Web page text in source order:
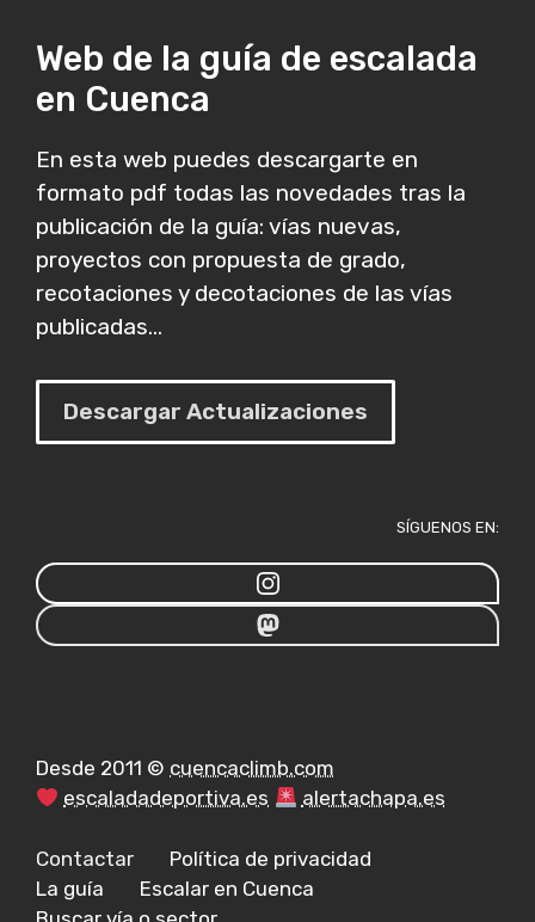
Web de la guía de escalada
en Cuenca
En esta web puedes descargarte en
formato pdf todas las novedades tras la
publicación de la guía: vías nuevas,
proyectos con propuesta de grado,
recotaciones y decotaciones de las vías
publicadas...
Descargar Actualizaciones
SÍGUENOS EN:
Desde 2011 © cuencaclimb.com
escaladadeportiva.es
alertachapa.es
Contactar
Política de privacidad
La guía
Escalar en Cuenca